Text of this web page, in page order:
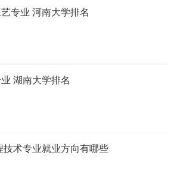
专业 河南大学排名
湖南大学排名
技术专业就业方向有哪些